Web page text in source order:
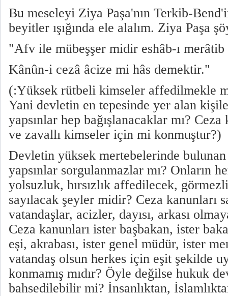
Bu meseleyi Ziya Paşa'nın Terkib-
beyitler ışığında ele alalım. Ziya Paşa
"Afv ile mübeşşer midir eshâb-ı merâtib
Kânûn-i cezâ âcize mi hâs demektir."
(:Yüksek rütbeli kimseler affedilmekle
Yani devletin en tepesinde yer alan
yapsınlar hep bağışlanacaklar mı?
ve zavallı kimseler için mi konmuştur?)
Devletin yüksek mertebelerinde
yapsınlar sorgulanmazlar mı? Onların
yolsuzluk, hırsızlık affedilecek,
sayılacak şeyler midir? Ceza kanunları
vatandaşlar, acizler, dayısı, arkası
Ceza kanunları ister başbakan, ister
eşi, akrabası, ister genel müdür, ister
vatandaş olsun herkes için eşit şekilde
konmamış mıdır? Öyle değilse hukuk
bahsedilebilir mi? İnsanlıktan,